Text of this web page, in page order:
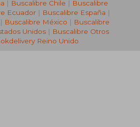
| Buscalibre Chile | Buscalibre
Ecuador | Buscalibre España |
Buscalibre México | Buscalibre
Unidos| Buscalibre Otros
Reino Unido